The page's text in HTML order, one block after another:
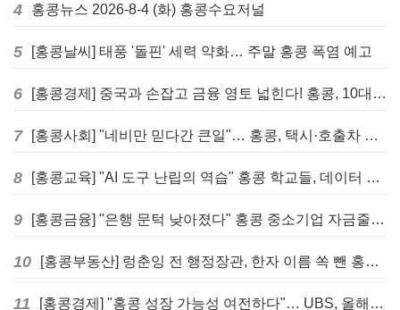
4 홍콩뉴스 2026-8-4 (화) 홍콩수요저널
5 [홍콩날씨] 태풍 '돌핀' 세력 약화… 주말 홍콩 폭염 예고
6 [홍콩경제] 중국과 손잡고 금융 영토 넓힌다! 홍콩, 10대 신규 정책 발표
7 [홍콩사회] "네비만 믿다간 큰일"… 홍콩, 택시·호출차 통합 시험 도입하며 규제 본격화
8 [홍콩교육] "AI 도구 난립의 역습" 홍콩 학교들, 데이터 고립에 교육 효과 평가 비상
9 [홍콩금융] "은행 문턱 낮아졌다" 홍콩 중소기업 자금줄 숨통 트이나… HKMA "2분기 신용 조건 안정적"
10 [홍콩부동산] 렁춘잉 전 행정장관, 한자 이름 쏙 뺀 홍콩 고급 아파트 단지들에 쓴소리
11 [홍콩경제] "홍콩 성장 가능성 여전하다"… UBS, 올해 홍콩 GDP 성장률 전망치 4.5%로 대폭 상향